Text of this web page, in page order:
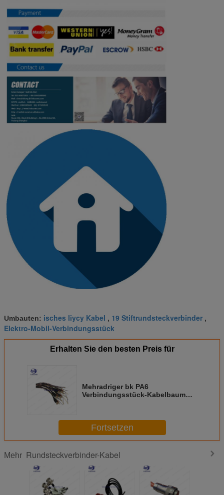
Umbauten: isches liycy Kabel , 19 Stiftrundsteckverbinder ,
Elektro-Mobil-Verbindungsstück
Erhalten Sie den besten Preis für
Mehradriger bk PA6
Verbindungsstück-Kabelbaum
Fortsetzen
Mehr Rundsteckverbinder-Kabel